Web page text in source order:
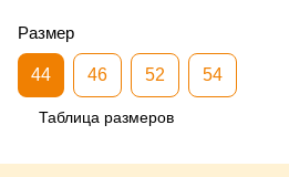
Размер
44 46 52 54
Таблица размеров